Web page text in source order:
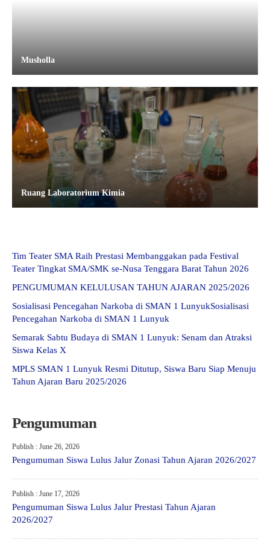
Musholla
Ruang Laboratorium Kimia
Tim Teater SMA Raih Prestasi Membanggakan pada Festival
Teater Tingkat SMA/SMK se-Nusa Tenggara Barat Tahun 2026
PENGUMUMAN KELULUSAN TAHUN AJARAN 2025/2026
Sosialisasi Pencegahan Narkoba di SMAN 1 LunyukSosialisasi
Pencegahan Narkoba di SMAN 1 Lunyuk
Semarak Sabtu Budaya di SMAN 1 Lunyuk: Senam dan Atraksi
Siswa Kelas X
MPLS SMAN 1 Lunyuk Resmi Ditutup, Siswa Baru Siap Menuju
Tahun Ajaran Baru 2025/2026
Pengumuman
Publish : June 26, 2026
Pengumuman Siswa Lulus Jalur Zonasi Tahun Ajaran 2026/2027
Publish : June 17, 2026
Pengumuman Siswa Lulus Jalur Prestasi Tahun Ajaran
2026/2027